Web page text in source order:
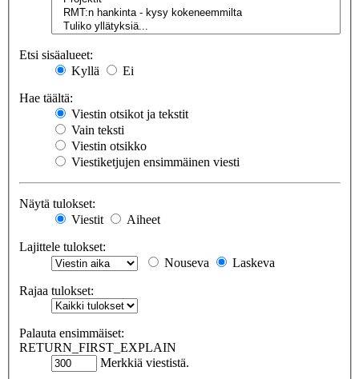
Etsi sisäalueet:
Kyllä
Ei
Hae täältä:
Viestin otsikot ja tekstit
Vain teksti
Viestin otsikko
Viestiketjujen ensimmäinen viesti
Näytä tulokset:
Viestit
Aiheet
Lajittele tulokset:
Nouseva
Laskeva
Rajaa tulokset:
Palauta ensimmäiset:
RETURN_FIRST_EXPLAIN
Merkkiä viestistä.